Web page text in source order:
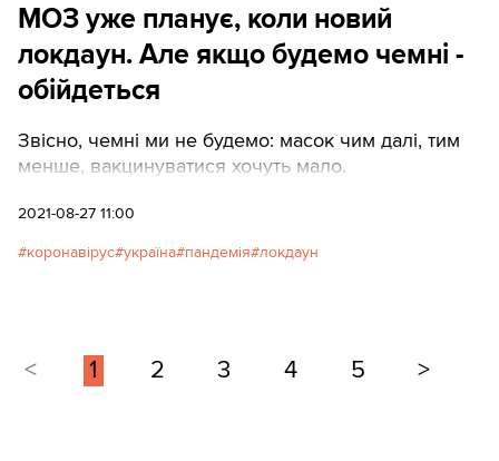
МОЗ уже планує, коли новий
локдаун. Але якщо будемо чемні -
обійдеться
Звісно, чемні ми не будемо: масок чим далі, тим
менше, вакцинуватися хочуть мало.
2021-08-27 11:00
коронавірус україна пандемія локдаун
< 1 2 3 4 5 >